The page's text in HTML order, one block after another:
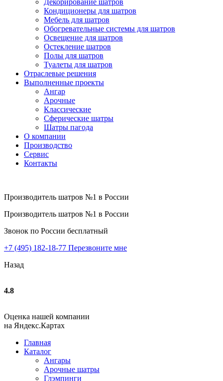
Декорирование шатров
Кондиционеры для шатров
Мебель для шатров
Обогревательные системы для шатров
Освещение для шатров
Остекление шатров
Полы для шатров
Туалеты для шатров
Отраслевые решения
Выполненные проекты
Ангар
Арочные
Классические
Сферические шатры
Шатры пагода
О компании
Производство
Сервис
Контакты
Производитель шатров №1 в России
Производитель шатров №1 в России
Звонок по России бесплатный
+7 (495) 182-18-77 Перезвоните мне
Назад
4.8
Оценка нашей компании
на Яндекс.Картах
Главная
Каталог
Ангары
Арочные шатры
Глэмпинги